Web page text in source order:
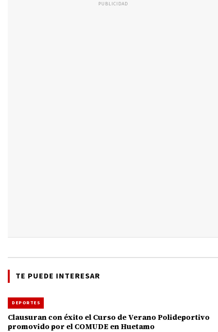
PUBLICIDAD
TE PUEDE INTERESAR
DEPORTES
Clausuran con éxito el Curso de Verano Polideportivo
promovido por el COMUDE en Huetamo